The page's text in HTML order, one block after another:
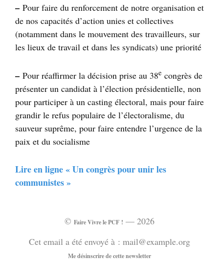
– Pour faire du renforcement de notre organisation et
de nos capacités d’action unies et collectives
(notamment dans le mouvement des travailleurs, sur
les lieux de travail et dans les syndicats) une priorité
– Pour réaffirmer la décision prise au 38e congrès de
présenter un candidat à l’élection présidentielle, non
pour participer à un casting électoral, mais pour faire
grandir le refus populaire de l’électoralisme, du
sauveur suprême, pour faire entendre l’urgence de la
paix et du socialisme
Lire en ligne « Un congrès pour unir les
communistes »
© Faire Vivre lePCF ! — 2026
Cet email a été envoyé à : mail@example.org
Me désinscrire de cette newsletter